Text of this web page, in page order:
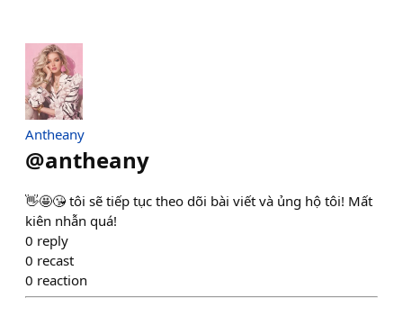
Antheany
@antheany
👋🤩😘 tôi sẽ tiếp tục theo dõi bài viết và ủng hộ tôi! Mất
kiên nhẫn quá!
0 reply
0 recast
0 reaction